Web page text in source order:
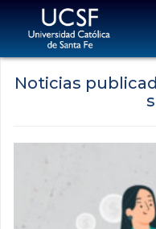
Noticias